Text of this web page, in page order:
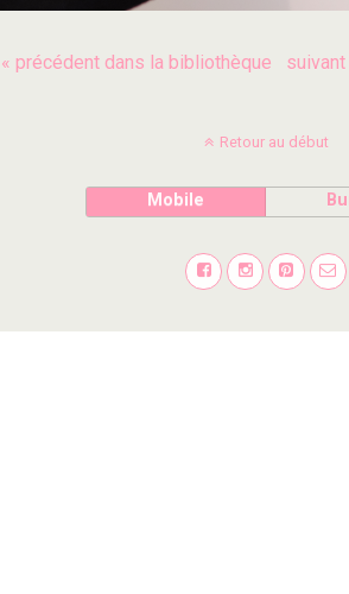
« précédent dans la bibliothèque
Retour au début
Mobile